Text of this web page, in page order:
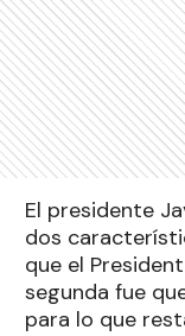
El presidente
dos
que el
segunda fue
para lo que